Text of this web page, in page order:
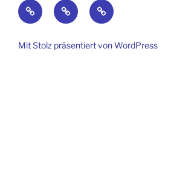
Kontakt ImpressumDatenschutz
Mit Stolz präsentiert von WordPress